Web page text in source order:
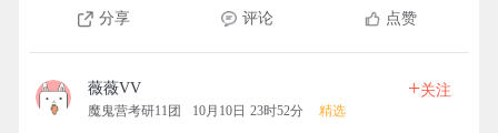
分享 评论 点赞
薇薇VV
魔鬼营考研11团 10月10日 23时52分 精选
+关注